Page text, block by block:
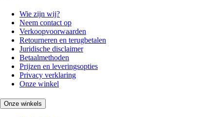
Wie zijn wij?
Neem contact op
Verkoopvoorwaarden
Retourneren en terugbetalen
Juridische disclaimer
Betaalmethoden
Prijzen en leveringsopties
Privacy verklaring
Onze winkel
Onze winkels